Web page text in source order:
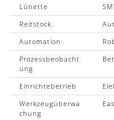
Lünette
Reitstock
Automation
Prozessbeobacht
ung
Einrichtebetrieb
Werkzeugüberwa
chung